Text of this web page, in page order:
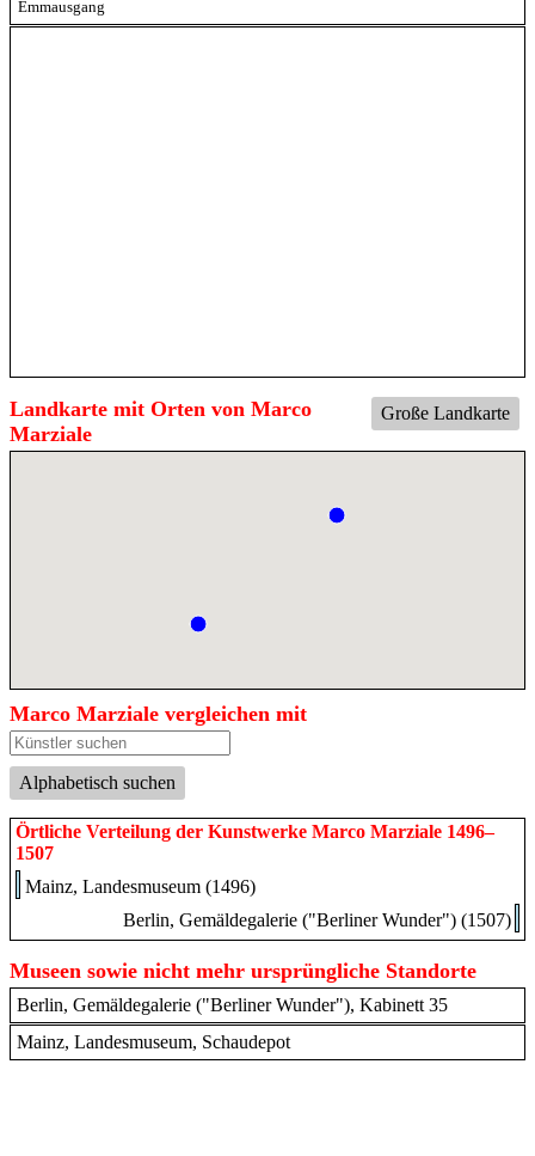
Emmausgang
Große Landkarte
Landkarte mit Orten von Marco
Marziale
Marco Marziale vergleichen mit
Alphabetisch suchen
Örtliche Verteilung der Kunstwerke Marco Marziale 1496–
1507
Mainz, Landesmuseum (1496)
Berlin, Gemäldegalerie ("Berliner Wunder") (1507)
Museen sowie nicht mehr ursprüngliche Standorte
Berlin, Gemäldegalerie ("Berliner Wunder"), Kabinett 35
Mainz, Landesmuseum, Schaudepot